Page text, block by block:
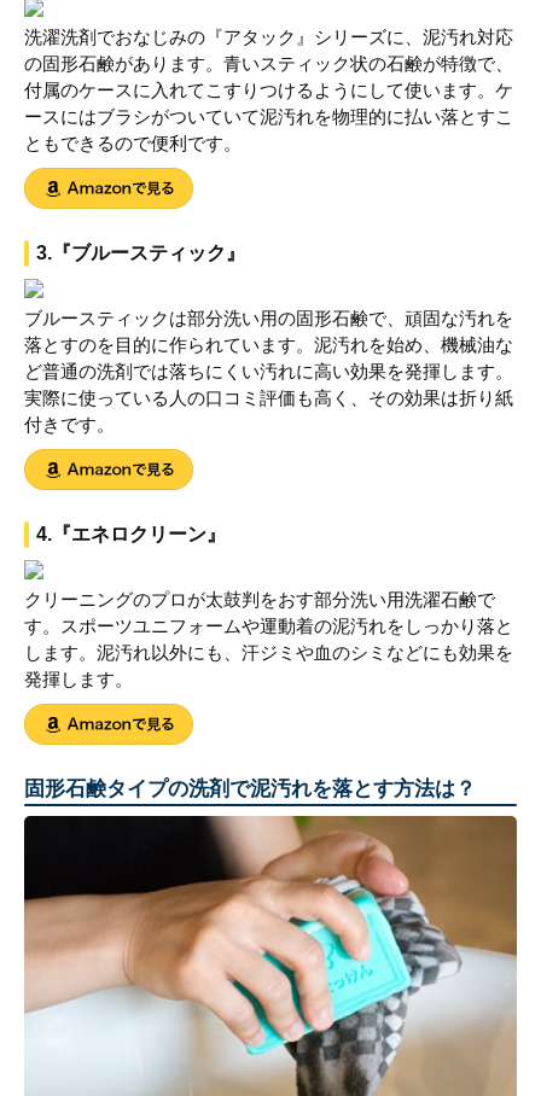
洗濯洗剤でおなじみの『アタック』シリーズに、泥汚れ対応
の固形石鹸があります。青いスティック状の石鹸が特徴で、
付属のケースに入れてこすりつけるようにして使います。ケ
ースにはブラシがついていて泥汚れを物理的に払い落とすこ
ともできるので便利です。
3.『ブルースティック』
ブルースティックは部分洗い用の固形石鹸で、頑固な汚れを
落とすのを目的に作られています。泥汚れを始め、機械油な
ど普通の洗剤では落ちにくい汚れに高い効果を発揮します。
実際に使っている人の口コミ評価も高く、その効果は折り紙
付きです。
4.『エネロクリーン』
クリーニングのプロが太鼓判をおす部分洗い用洗濯石鹸で
す。スポーツユニフォームや運動着の泥汚れをしっかり落と
します。泥汚れ以外にも、汗ジミや血のシミなどにも効果を
発揮します。
固形石鹸タイプの洗剤で泥汚れを落とす方法は？